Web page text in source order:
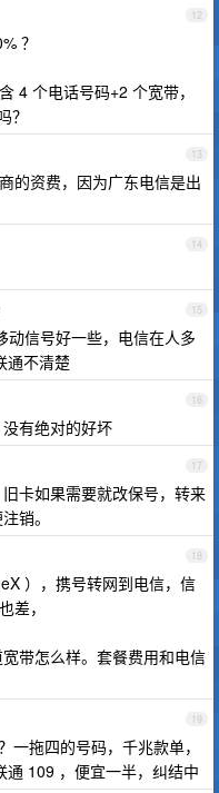
12
？
4 个电话号码+2 个宽带，
？
13
的资费，因为广东电信是出
14
15
动信号好一些，电信在人多
通不清楚
16
有绝对的好坏
17
卡如果需要就改保号，转来
销。
18
），携号转网到电信，信
差，
带怎么样。套餐费用和电信
19
一拖四的号码，千兆款单，
109 ，便宜一半，纠结中